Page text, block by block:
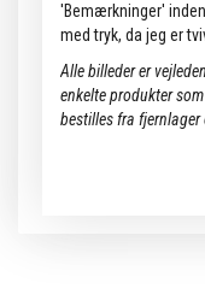
'Bemærkninger'
med tryk, da jeg er
Alle billeder er
enkelte produkter
bestilles fra